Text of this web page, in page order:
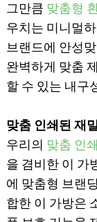
그만큼 맞춤형
우치는 미니멀
브랜드에 안성
완벽하게 맞춤
할 수 있는 내구
맞춤 인쇄된 재
우리의 맞춤 인
을 겸비한 이 가
에 맞춤형 브랜
합한 이 가방은